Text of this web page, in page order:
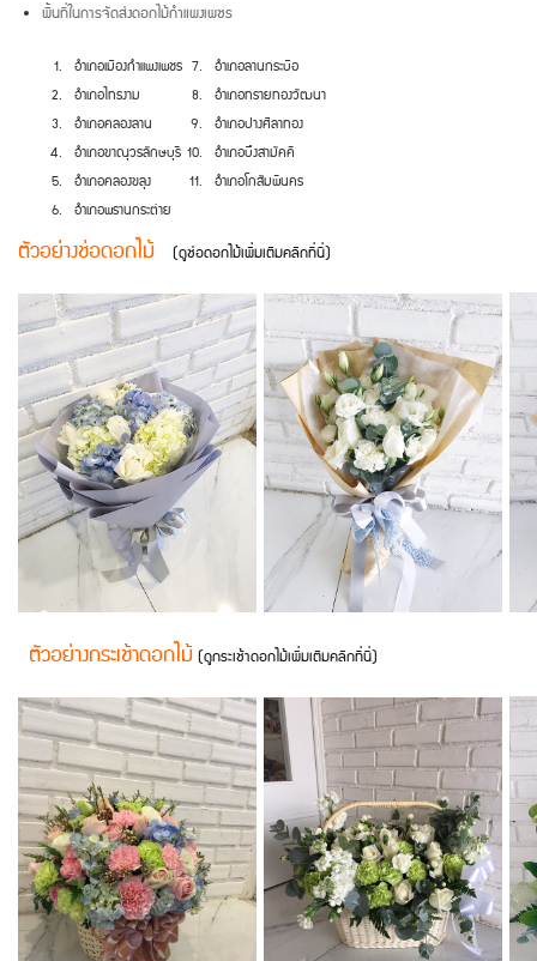
พื้นที่ในการจัดส่งดอกไม้กำแพงเพชร
อำเภอเมืองกำแพงเพชร
อำเภอไทรงาม
อำเภอคลองลาน
อำเภอขาณุวรลักษบุรี
อำเภอคลองขลุง
อำเภอพรานกระต่าย
อำเภอลานกระบือ
อำเภอทรายทองวัฒนา
อำเภอปางศิลาทอง
อำเภอบึงสามัคคี
อำเภอโกสัมพีนคร
ตัวอย่างช่อดอกไม้ (ดูช่อดอกไม้เพิ่มเติมคลิกที่นี่)
ตัวอย่างกระเช้าดอกไม้(ดูกระเช้าดอกไม้เพิ่มเติมคลิกที่นี่)